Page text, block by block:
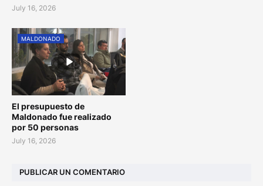
July 16, 2026
MALDONADO
El presupuesto de
Maldonado fue realizado
por 50 personas
July 16, 2026
PUBLICAR UN COMENTARIO